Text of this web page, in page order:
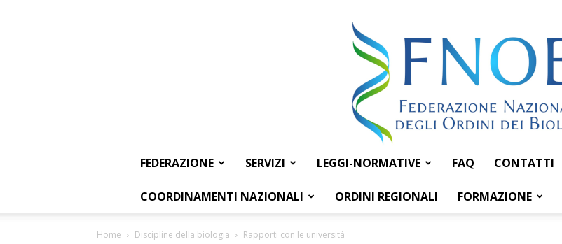
Federazione
FEDERAZIONE SERVIZI LEGGI-NORMATIVE FAQ CONTATTI
COORDINAMENTI NAZIONALI ORDINI REGIONALI FORMAZIONE
Home Discipline della biologia Rapporti con le università